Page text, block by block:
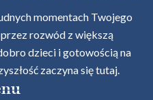
momentach Twojego
rozwód z większą
dzieci i gotowością na
zaczyna się tutaj.